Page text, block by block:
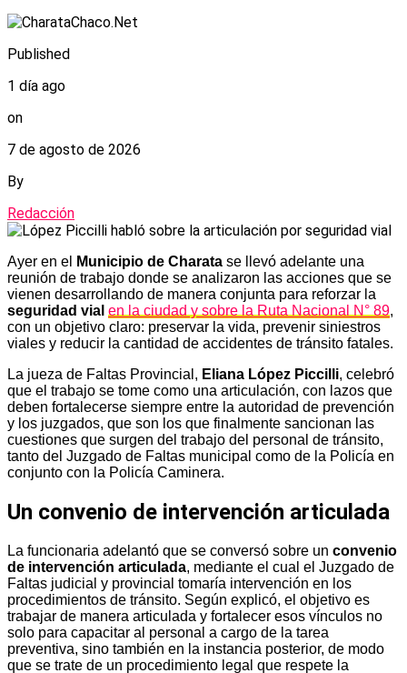
Published
1 día ago
on
7 de agosto de 2026
By
Redacción
Ayer en el Municipio de Charata se llevó adelante una
reunión de trabajo donde se analizaron las acciones que se
vienen desarrollando de manera conjunta para reforzar la
seguridad vial en la ciudad y sobre la Ruta Nacional N° 89,
con un objetivo claro: preservar la vida, prevenir siniestros
viales y reducir la cantidad de accidentes de tránsito fatales.
La jueza de Faltas Provincial, Eliana López Piccilli, celebró
que el trabajo se tome como una articulación, con lazos que
deben fortalecerse siempre entre la autoridad de prevención
y los juzgados, que son los que finalmente sancionan las
cuestiones que surgen del trabajo del personal de tránsito,
tanto del Juzgado de Faltas municipal como de la Policía en
conjunto con la Policía Caminera.
Un convenio de intervención articulada
La funcionaria adelantó que se conversó sobre un convenio
de intervención articulada, mediante el cual el Juzgado de
Faltas judicial y provincial tomaría intervención en los
procedimientos de tránsito. Según explicó, el objetivo es
trabajar de manera articulada y fortalecer esos vínculos no
solo para capacitar al personal a cargo de la tarea
preventiva, sino también en la instancia posterior, de modo
que se trate de un procedimiento legal que respete la